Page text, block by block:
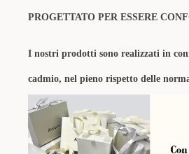
PROGETTATO PER ESSERE
I nostri prodotti sono realizzati in
cadmio, nel pieno rispetto delle